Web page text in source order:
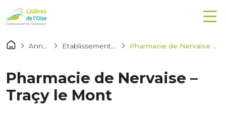
Annuaires Etablissements de santé Pharmacie de Nervaise – Traçy le Mont
Pharmacie de Nervaise –
Traçy le Mont